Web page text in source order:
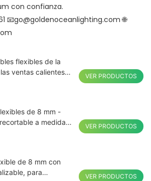
con confianza.
📧go@goldenoceanlighting.com 🌐
flexibles de la
ventas calientes
VER PRODUCTOS
de 8 mm -
a medida
VER PRODUCTOS
de 8 mm con
para
VER PRODUCTOS